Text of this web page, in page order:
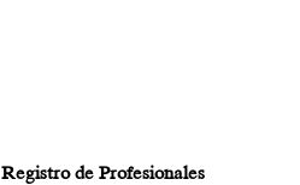
Registro de Profesionales